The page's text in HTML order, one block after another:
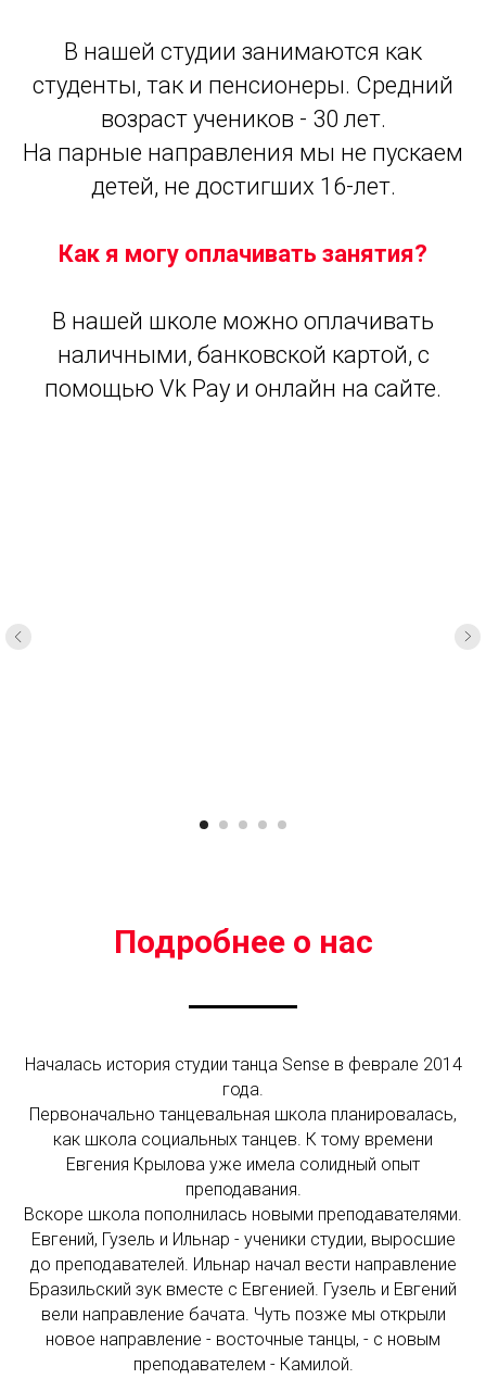
В нашей студии занимаются как
студенты, так и пенсионеры. Средний
возраст учеников - 30 лет.
На парные направления мы не пускаем
детей, не достигших 16-лет.
Как я могу оплачивать занятия?
В нашей школе можно оплачивать
наличными, банковской картой, с
помощью Vk Pay и онлайн на сайте.
Подробнее о нас
Началась история студии танца Sense в феврале 2014
года.
Первоначально танцевальная школа планировалась,
как школа социальных танцев. К тому времени
Евгения Крылова уже имела солидный опыт
преподавания.
Вскоре школа пополнилась новыми преподавателями.
Евгений, Гузель и Ильнар - ученики студии, выросшие
до преподавателей. Ильнар начал вести направление
Бразильский зук вместе с Евгенией. Гузель и Евгений
вели направление бачата. Чуть позже мы открыли
новое направление - восточные танцы, - с новым
преподавателем - Камилой.